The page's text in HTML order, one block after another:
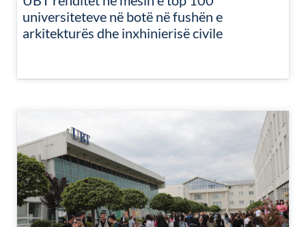
universiteteve në botë në fushën e
arkitekturës dhe inxhinierisë civile